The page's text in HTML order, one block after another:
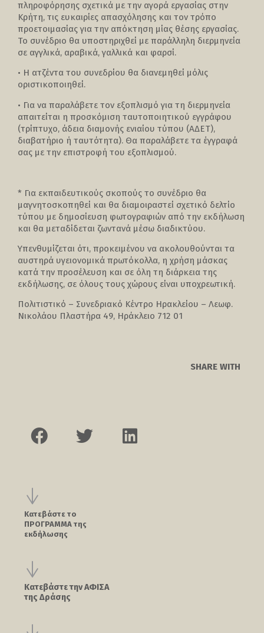
πληροφόρησης σχετικά με την αγορά εργασίας στην
Κρήτη, τις ευκαιρίες απασχόλησης και τον τρόπο
προετοιμασίας για την απόκτηση μίας θέσης εργασίας.
Το συνέδριο θα υποστηριχθεί με παράλληλη διερμηνεία
σε αγγλικά, αραβικά, γαλλικά και φαρσί.
• Η ατζέντα του συνεδρίου θα διανεμηθεί μόλις
οριστικοποιηθεί.
• Για να παραλάβετε τον εξοπλισμό για τη διερμηνεία
απαιτείται η προσκόμιση ταυτοποιητικού εγγράφου
(τρίπτυχο, άδεια διαμονής ενιαίου τύπου (ΑΔΕΤ),
διαβατήριο ή ταυτότητα). Θα παραλάβετε τα έγγραφά
σας με την επιστροφή του εξοπλισμού.
* Για εκπαιδευτικούς σκοπούς το συνέδριο θα
μαγνητοσκοπηθεί και θα διαμοιραστεί σχετικό δελτίο
τύπου με δημοσίευση φωτογραφιών από την εκδήλωση
και θα μεταδίδεται ζωντανά μέσω διαδικτύου.
Υπενθυμίζεται ότι, προκειμένου να ακολουθούνται τα
αυστηρά υγειονομικά πρωτόκολλα, η χρήση μάσκας
κατά την προσέλευση και σε όλη τη διάρκεια της
εκδήλωσης, σε όλους τους χώρους είναι υποχρεωτική.
Πολιτιστικό – Συνεδριακό Κέντρο Ηρακλείου – Λεωφ.
Νικολάου Πλαστήρα 49, Ηράκλειο 712 01
SHARE WITH
Κατεβάστε το
ΠΡΟΓΡΑΜΜΑ της
εκδήλωσης
Κατεβάστε την ΑΦΙΣΑ
της Δράσης